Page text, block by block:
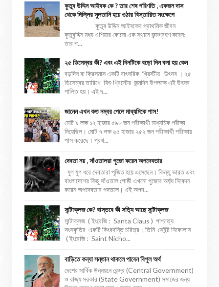
কুতুব উদ্দিন আইবক কে ? তার শেষ পরিণতি , একজন দাস
থেকে দিল্লির সুলতানি হয়ে ওঠার বিস্তারিত সংক্ষেপে
কুতুব উদ্দিন আইবকের প্রাথমিক জীবন
কুতুবুদ্দিন মধ্য এশিয়ার কোনো এক স্থানে জন্মগ্রহণ করেন;
তার প...
২৫ ডিসেম্বর কী? এবং এই দিনটিকে বড়ো দিন বলা হয় কেন
বড়দিন বা ক্রিসমাস একটি বাৎসরিক খ্রিস্টীয় উৎসব । ২৫
ডিসেম্বর তারিখে যিশু খ্রিস্টের জন্মদিন উপলক্ষে এই উৎসব
পালিত হয়। এই দ...
জানেন এখন কত নম্বর পেলে মাধ্যমিকে পাস!
মোট ৯ লক্ষ ১২ হাজার ৫৯৮ জন পরীক্ষার্থী মাধ্যমিক পরীক্ষা
দিয়েছিল। মোট ৭ লক্ষ ৬৫ হাজার ২৫২ জন পরীক্ষার্থী পরীক্ষায়
পাস করেছে। প্রথ...
দেবতা নয় , সাঁওতালরা পুজো করেন অপদেবতার
যুগ যুগ ধরে দেবতারা পূজিত হয়ে এসেছেন। কিন্তু ভারত এবং
বাংলাদেশের কিছু সাঁওতাল গোষ্ঠী এখনো পুজোর অর্ঘ্য নিবেদন
করেন অপদেবতার পদতলে। এই অপদ...
সান্টাক্লজ কে? বাস্তবে কী সত্যি আছে সান্টাক্লজ
সান্টাক্লজ ( ইংরেজি : Santa Claus ) পাশ্চাত্য
সংস্কৃতির একটি কিংবদন্তি চরিত্র। তিনি সেইন্ট নিকোলাস
( ইংরেজি : Saint Nicho...
বাড়িতে কন্যা সন্তান থাকলে পাবেন বিপুল অর্থ
দেশের সার্বিক উন্নয়নে কেন্দ্র (Central Government)
ও রাজ্য সরকার (State Government) সমাজের জন্য